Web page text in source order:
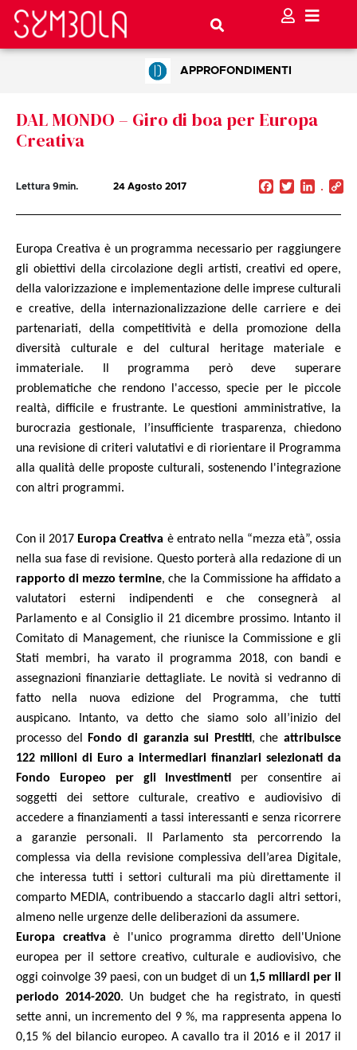
APPROFONDIMENTI
DAL MONDO – Giro di boa per Europa
Creativa
Lettura 9min. 24 Agosto 2017 Facebook
Twitter
Europa Creativa è un programma necessario per raggiungere
gli obiettivi della circolazione degli artisti, creativi ed opere,
della valorizzazione e implementazione delle imprese culturali
e creative, della internazionalizzazione delle carriere e dei
partenariati, della competitività e della promozione della
diversità culturale e del cultural heritage materiale e
immateriale. Il
programma però deve superare
problematiche che rendono l'accesso, specie per le piccole
realtà, difficile e frustrante. Le questioni amministrative, la
burocrazia gestionale, l’insufficiente trasparenza, chiedono
una revisione di criteri valutativi e di riorientare il Programma
alla qualità delle proposte culturali, sostenendo l'integrazione
con altri programmi.
Con il 2017 Europa Creativa è entrato nella “mezza età”, ossia
nella sua fase di revisione. Questo porterà alla redazione di un
rapporto di mezzo termine, che la Commissione ha affidato a
valutatori esterni indipendenti e che consegnerà al
Parlamento e al Consiglio il 21 dicembre prossimo. Intanto il
Comitato di Management, che riunisce la Commissione e gli
Stati membri, ha varato il programma 2018, con bandi e
assegnazioni finanziarie dettagliate. Le novità si vedranno di
fatto nella nuova edizione del Programma, che tutti
auspicano. Intanto, va detto che siamo solo all’inizio del
processo delFondo di garanzia sui Prestiti, che attribuisce
122 milioni di Euro a intermediari finanziari selezionati da
Fondo Europeo per gli Investimenti per consentire ai
soggetti dei settore culturale, creativo e audiovisivo di
accedere a finanziamenti a tassi interessanti e senza ricorrere
a garanzie personali. Il Parlamento sta percorrendo la
complessa via della revisione complessiva dell’area Digitale,
che interessa tutti i settori culturali ma più direttamente il
comparto MEDIA, contribuendo a staccarlo dagli altri settori,
almeno nelle urgenze delle deliberazioni da assumere.
Europa creativa
è l'unico programma diretto dell'Unione
europea per il settore creativo, culturale e audiovisivo, che
oggi coinvolge 39 paesi, con un budget di un 1,5 miliardi per il
periodo 2014-2020. Un budget che ha registrato, in questi
sette anni, un incremento del 9 %, ma rappresenta appena lo
0,15 % del bilancio europeo. A cavallo tra il 2016 e il 2017 il